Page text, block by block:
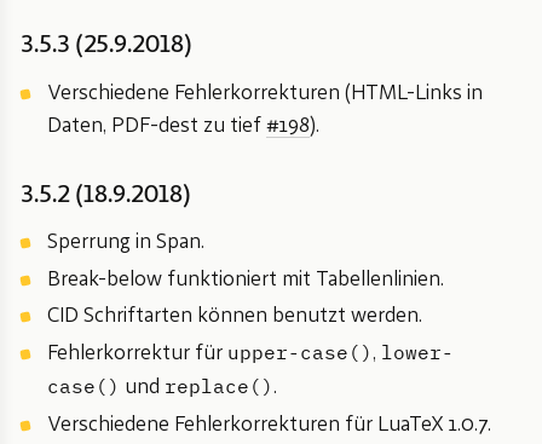
3.5.3 (25.9.2018)
Verschiedene Fehlerkorrekturen (HTML-Links in
Daten, PDF-dest zu tief#198).
3.5.2 (18.9.2018)
Sperrung in Span.
Break-below funktioniert mit Tabellenlinien.
CID Schriftarten können benutzt werden.
Fehlerkorrektur für upper-case() , lower-
case() und replace() .
Verschiedene Fehlerkorrekturen für LuaTeX 1.0.7.